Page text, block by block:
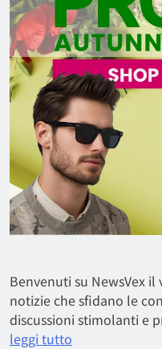
Benvenuti su NewsVex
notizie che sfidano le
discussioni stimolanti e
leggi tutto